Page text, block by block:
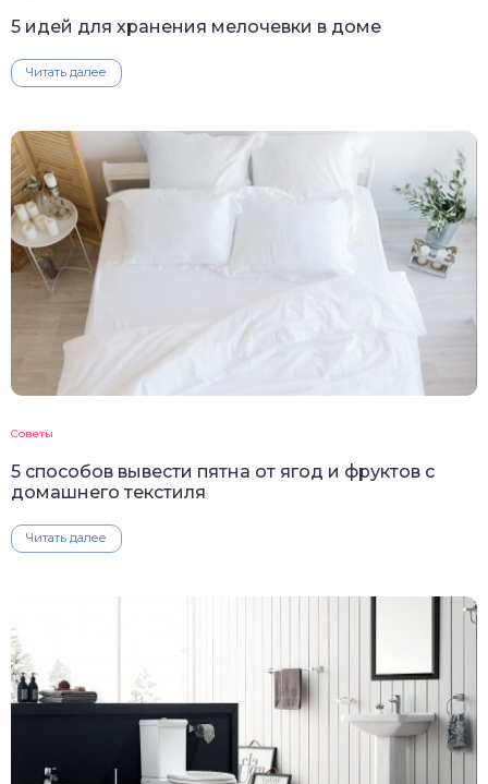
5 идей для хранения мелочевки в доме
Читать далее
Советы
5 способов вывести пятна от ягод и фруктов с
домашнего текстиля
Читать далее